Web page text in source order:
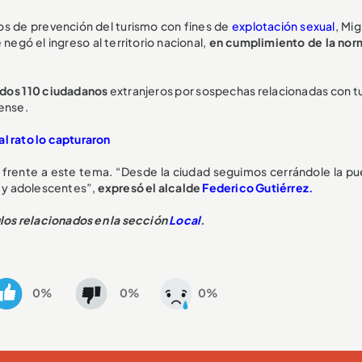
de prevención del turismo con fines de explotación sexual,
negó el ingreso al territorio nacional, en cumplimiento de la
110 ciudadanosextranjeros por sospechas relacionadas con
rato lo capturaron
a este tema. “Desde la ciudad seguimos cerrándole la
adolescentes”, expresó el alcalde Federico Gutiérrez.
relacionados en la secciónLocal.
0% 0% 0%